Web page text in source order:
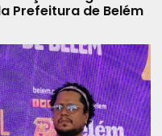
Prefeitura de Belém